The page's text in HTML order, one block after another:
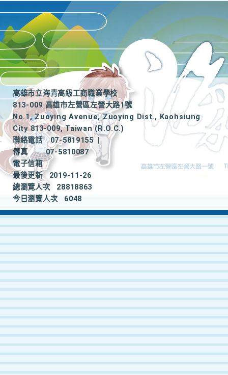
高雄市立海青高級工商職業學校
813-009 高雄市左營區左營大路1號
No.1, Zuoying Avenue, Zuoying Dist., Kaohsiung
City 813-009, Taiwan (R.O.C.)
聯絡電話
07-5819155
|
傳真
07-5810087
電子信箱
最後更新
2019-11-26
總瀏覽人次
28818863
今日瀏覽人次
6048